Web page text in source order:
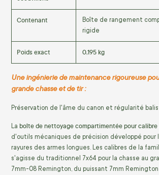
Contenant
Boîte de rangement
rigide
Poids exact 0,195 kg
Une ingénierie de maintenance rigoureuse
grande chasse et de tir :
Préservation de l'âme du canon et régularité
La boîte de nettoyage compartimentée pour calibre
d'outils mécaniques de précision développé
rayures des armes longues. Les calibres de la
s'agisse du traditionnel 7x64 pour la chasse au
7mm-08 Remington, du puissant 7mm